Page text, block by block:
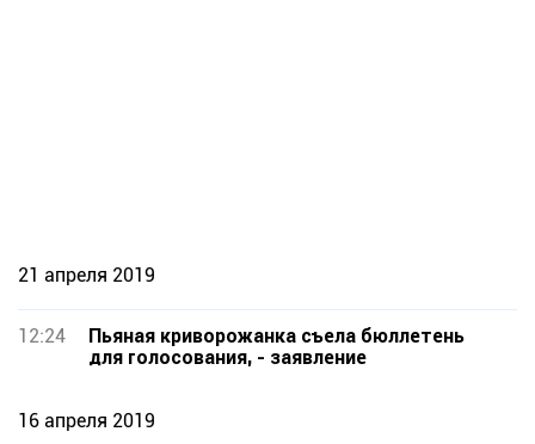
21 апреля 2019
12:24
Пьяная криворожанка съела бюллетень
для голосования, - заявление
16 апреля 2019